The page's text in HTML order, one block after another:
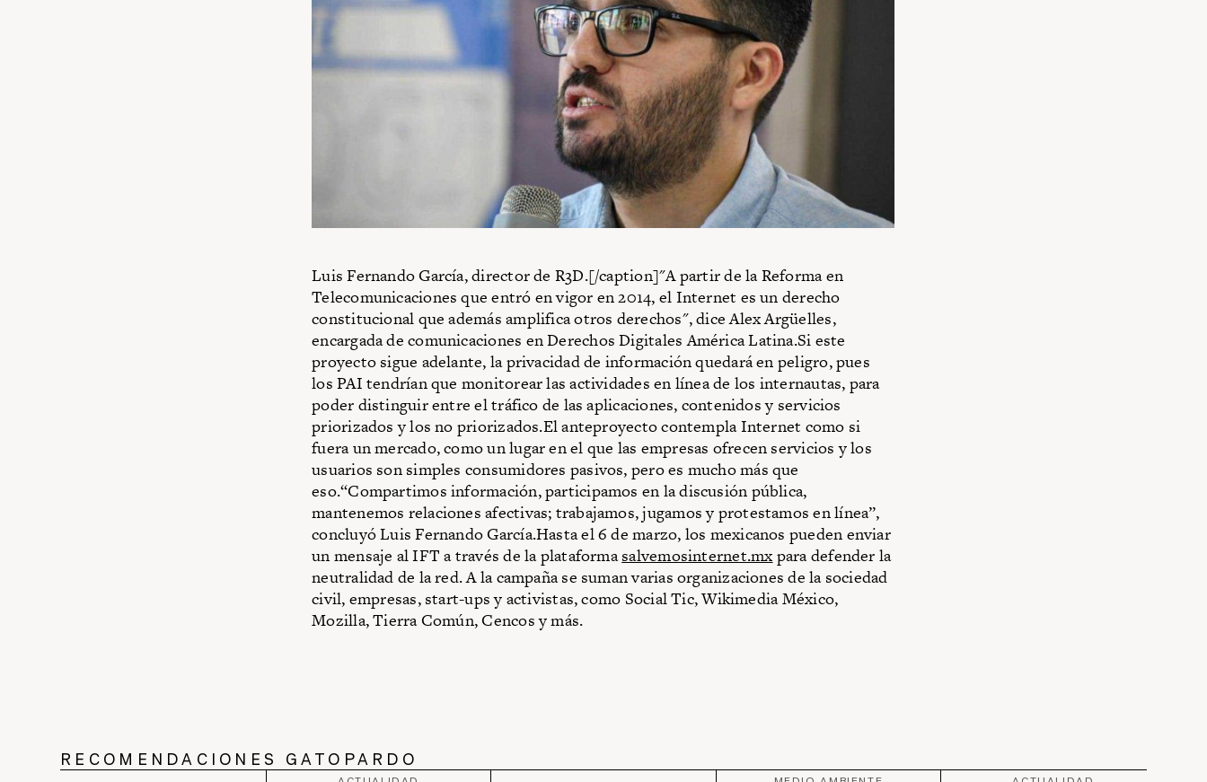
Luis Fernando García, director de R3D.[/caption]"A partir de la Reforma en
Telecomunicaciones que entró en vigor en 2014, el Internet es un derecho
constitucional que además amplifica otros derechos", dice Alex Argüelles,
encargada de comunicaciones en Derechos Digitales América Latina.Si este
proyecto sigue adelante, la privacidad de información quedará en peligro, pues
los PAI tendrían que monitorear las actividades en línea de los internautas, para
poder distinguir entre el tráfico de las aplicaciones, contenidos y servicios
priorizados y los no priorizados.El anteproyecto contempla Internet como si
fuera un mercado, como un lugar en el que las empresas ofrecen servicios y los
usuarios son simples consumidores pasivos, pero es mucho más que
eso.“Compartimos información, participamos en la discusión pública,
mantenemos relaciones afectivas; trabajamos, jugamos y protestamos en línea”,
concluyó Luis Fernando García.Hasta el 6 de marzo, los mexicanos pueden enviar
un mensaje al IFT a través de la plataformasalvemosinternet.mx para defender la
neutralidad de la red. A la campaña se suman varias organizaciones de la sociedad
civil, empresas, start-ups y activistas, como Social Tic, Wikimedia México,
Mozilla, Tierra Común, Cencos y más.
RECOMENDACIONES GATOPARDO